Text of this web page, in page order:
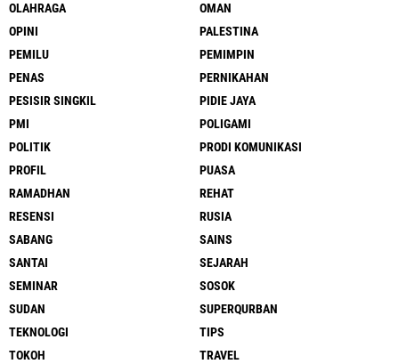
OLAHRAGA
OMAN
OPINI
PALESTINA
PEMILU
PEMIMPIN
PENAS
PERNIKAHAN
PESISIR SINGKIL
PIDIE JAYA
PMI
POLIGAMI
POLITIK
PRODI KOMUNIKASI
PROFIL
PUASA
RAMADHAN
REHAT
RESENSI
RUSIA
SABANG
SAINS
SANTAI
SEJARAH
SEMINAR
SOSOK
SUDAN
SUPERQURBAN
TEKNOLOGI
TIPS
TOKOH
TRAVEL